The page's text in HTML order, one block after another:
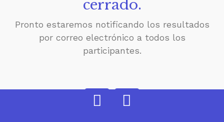
cerrado.
Pronto estaremos notificando los resultados
por correo electrónico a todos los
participantes.